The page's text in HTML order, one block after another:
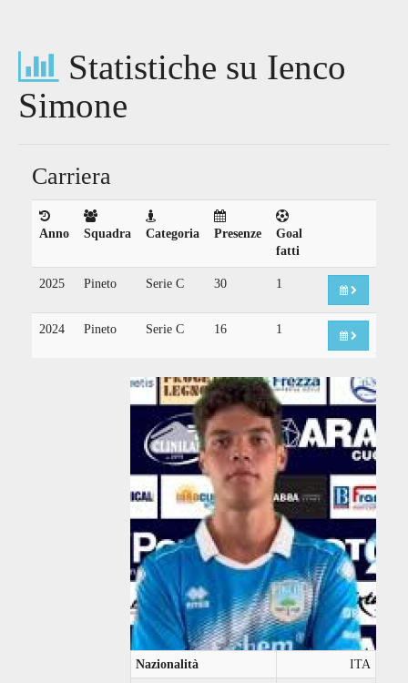
Statistiche su Ienco
Simone
Carriera
Anno Squadra Categoria Presenze
Goal
fatti
2025 Pineto Serie C 30 1
2024 Pineto Serie C 16 1
Nazionalità
ITA